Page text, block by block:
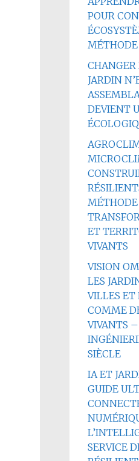
POUR
CHANGER
JARDIN
DEVIENT
ET
VIVANTS
VISION
LES
VILLES ET
COMME
VIVANTS
SIÈCLE
IA ET
GUIDE
SERVICE